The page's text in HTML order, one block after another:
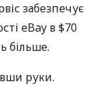
забезпечує
eBay в $70
більше.
руки.